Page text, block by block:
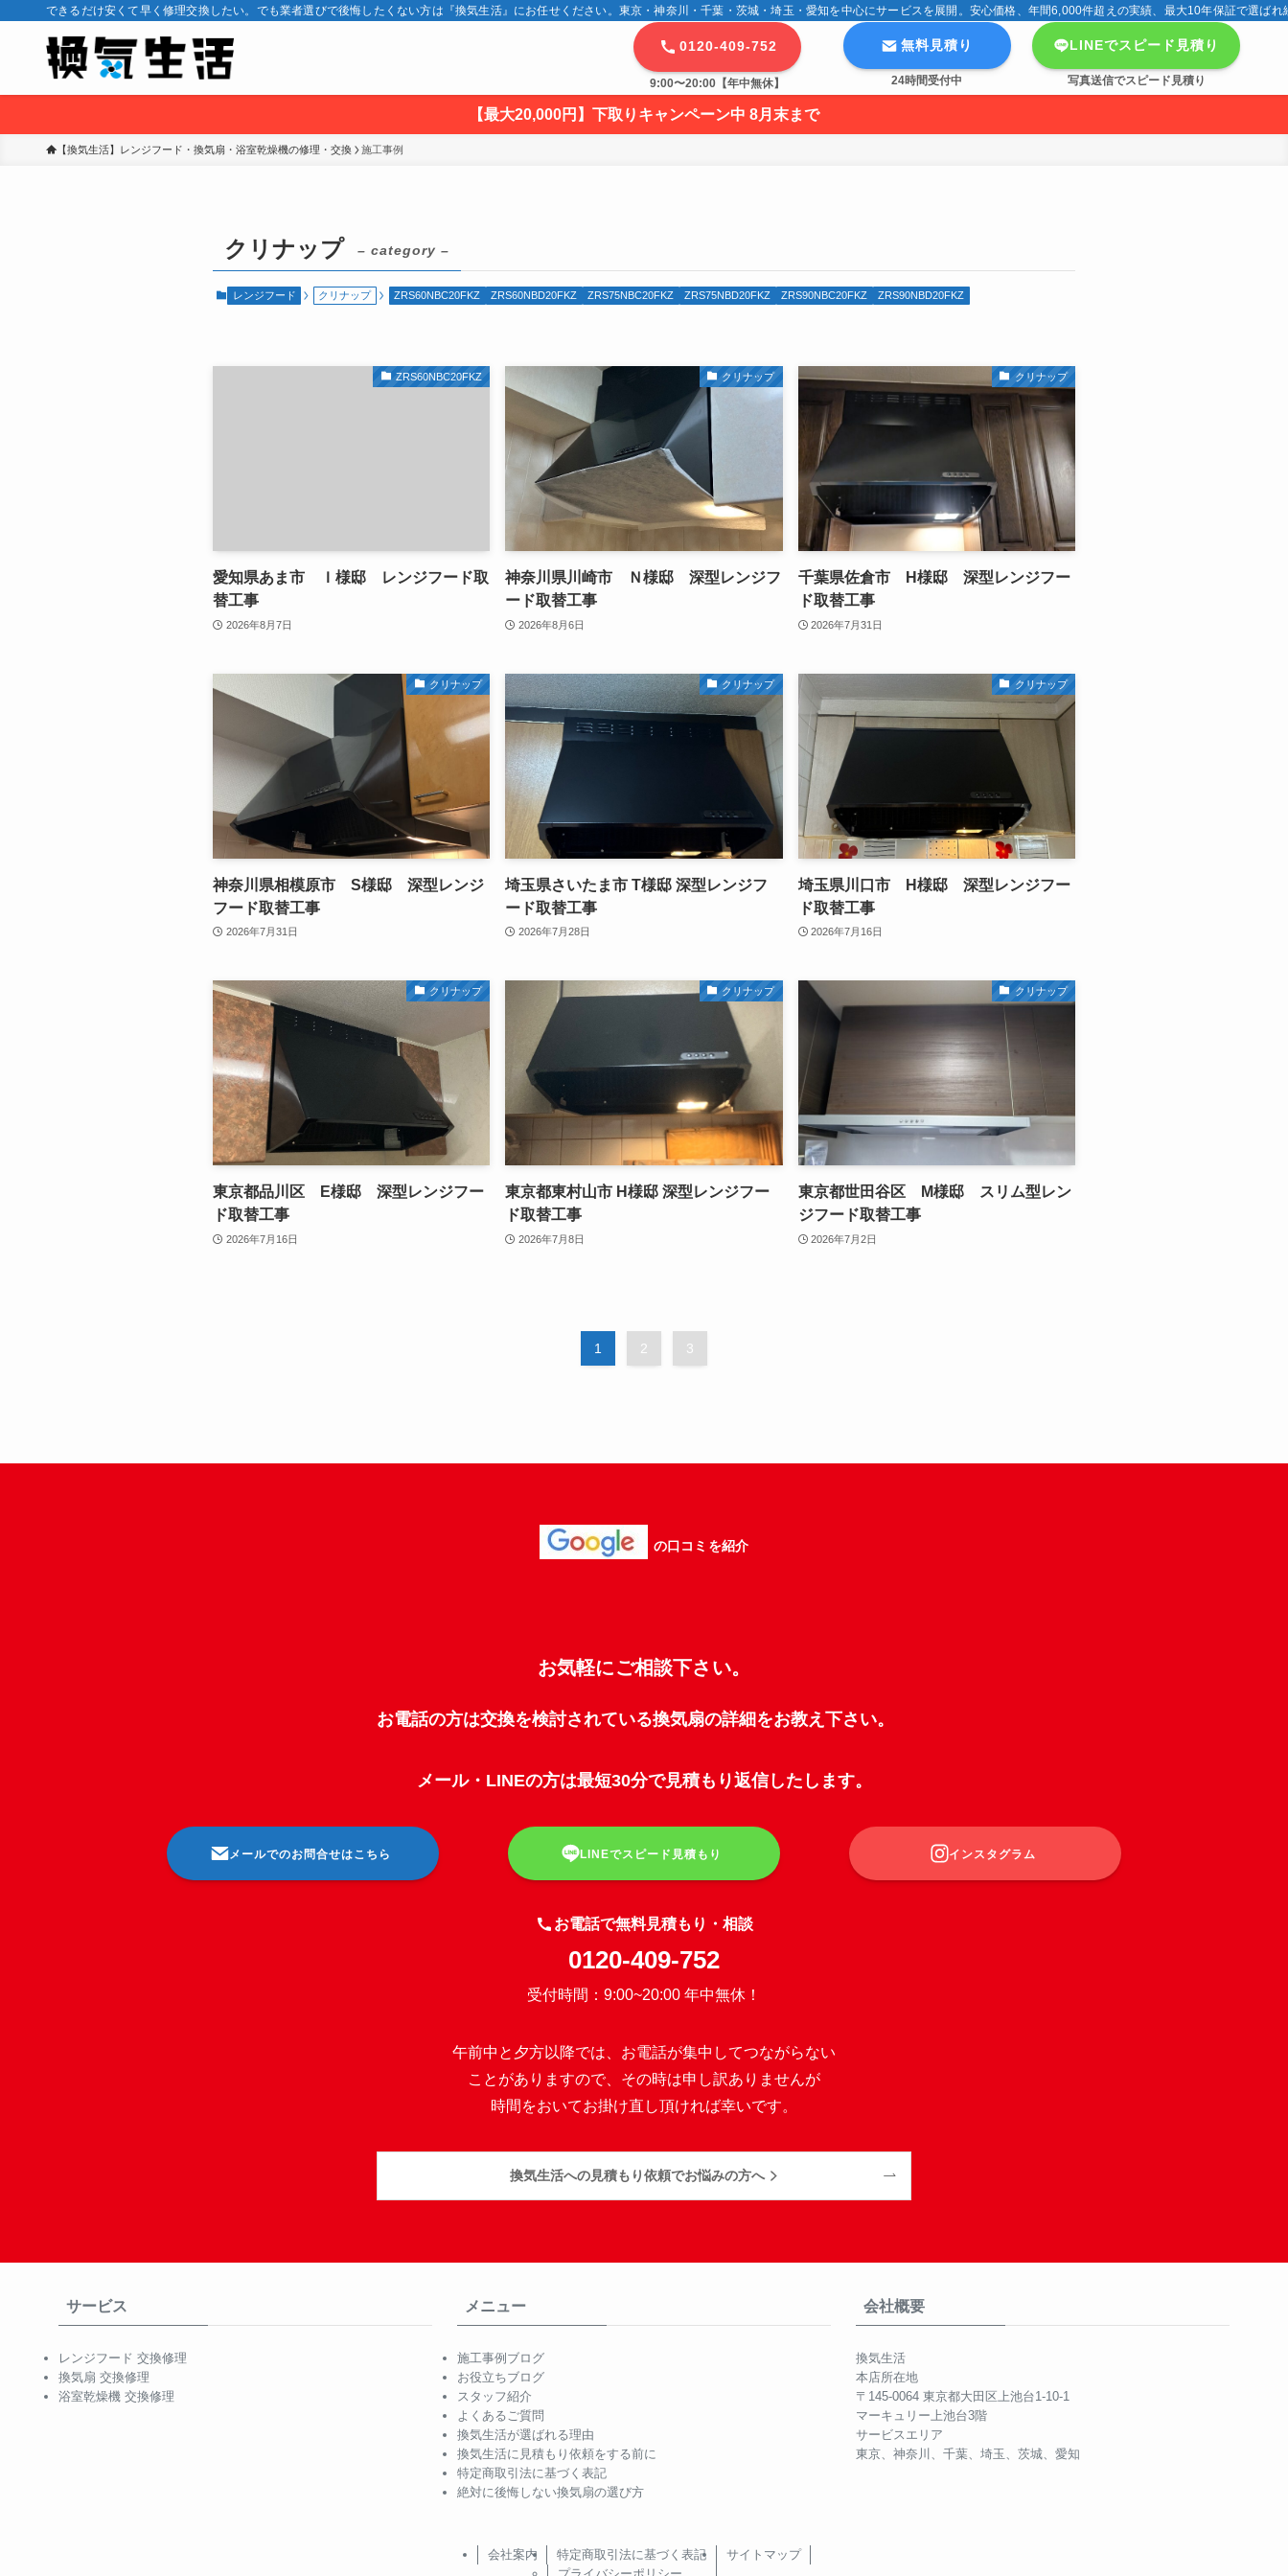
できるだけ安くて早く修理交換したい。でも業者選びで後悔したくない方は『換気生活』にお任せください。東京・神奈川・千葉・茨城・埼玉・愛知を中心にサービスを展開。安心価格、年間6,000件超えの実績、最大10年保証で選ばれ
0120-409-752
9:00〜20:00【年中無休】
無料見積り
24時間受付中
LINEでスピード見積り
写真送信でスピード見積り
【最大20,000円】下取りキャンペーン中 8月末まで
【換気生活】レンジフード・換気扇・浴室乾燥機の修理・交換 施工事例
クリナップ – category –
レンジフード クリナップ ZRS60NBC20FKZ ZRS60NBD20FKZ ZRS75NBC20FKZ ZRS75NBD20FKZ ZRS90NBC20FKZ ZRS90NBD20FKZ
ZRS60NBC20FKZ
愛知県あま市 Ｉ様邸 レンジフード取
替工事
2026年8月7日
クリナップ
神奈川県川崎市 Ｎ様邸 深型レンジフ
ード取替工事
2026年8月6日
クリナップ
千葉県佐倉市 H様邸 深型レンジフー
ド取替工事
2026年7月31日
クリナップ
神奈川県相模原市 S様邸 深型レンジ
フード取替工事
2026年7月31日
クリナップ
埼玉県さいたま市 T様邸 深型レンジフ
ード取替工事
2026年7月28日
クリナップ
埼玉県川口市 H様邸 深型レンジフー
ド取替工事
2026年7月16日
クリナップ
東京都品川区 E様邸 深型レンジフー
ド取替工事
2026年7月16日
クリナップ
東京都東村山市 H様邸 深型レンジフー
ド取替工事
2026年7月8日
クリナップ
東京都世田谷区 M様邸 スリム型レン
ジフード取替工事
2026年7月2日
1 2 3
の口コミを紹介
お気軽にご相談下さい。
お電話の方は交換を検討されている換気扇の詳細をお教え下さい。
メール・LINEの方は最短30分で見積もり返信したします。
メールでのお問合せはこちら LINEでスピード見積もり インスタグラム
お電話で無料見積もり・相談
0120-409-752
受付時間：9:00~20:00 年中無休！
午前中と夕方以降では、お電話が集中してつながらない
ことがありますので、その時は申し訳ありませんが
時間をおいてお掛け直し頂ければ幸いです。
換気生活への見積もり依頼でお悩みの方へ
サービス
レンジフード 交換修理
換気扇 交換修理
浴室乾燥機 交換修理
メニュー
施工事例ブログ
お役立ちブログ
スタッフ紹介
よくあるご質問
換気生活が選ばれる理由
換気生活に見積もり依頼をする前に
特定商取引法に基づく表記
絶対に後悔しない換気扇の選び方
会社概要
換気生活
本店所在地
〒145-0064 東京都大田区上池台1-10-1
マーキュリー上池台3階
サービスエリア
東京、神奈川、千葉、埼玉、茨城、愛知
会社案内
特定商取引法に基づく表記
サイトマップ